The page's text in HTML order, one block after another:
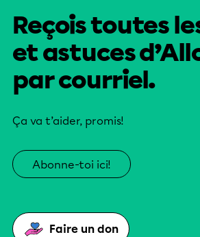
Reçois toutes
et astuces
par courriel.
Ça va t’aider, promis!
Abonne-toi ici!
Faire un don